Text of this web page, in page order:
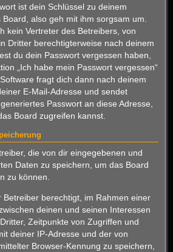
ist dein Schlüssel zu deinem
also geh mit ihm sorgsam um.
kein Vertreter des Betreibers, von
Dritter berechtigterweise nach deinem
du dein Passwort vergessen haben,
„Ich habe mein Passwort vergessen“
fragt dich dann nach deinem
E-Mail-Adresse und sendet
Passwort an diese Adresse,
Board zugreifen kannst.
die von dir eingegebenen und
Daten zu speichern, um das Board
zu können.
Betreiber berechtigt, im Rahmen einer
deinen und seinen Interessen
Zeitpunkte von Zugriffen und
deiner IP-Adresse und der von
Browser-Kennung zu speichern,